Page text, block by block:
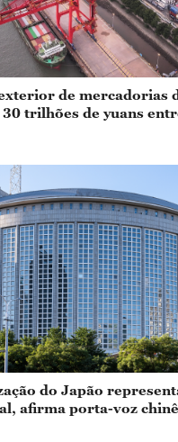
de mercadorias
trilhões de yuans
do Japão
afirma porta-voz